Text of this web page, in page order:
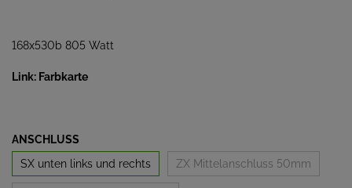
168x530b 805 Watt
Link: Farbkarte
ANSCHLUSS
SX unten links und rechts
ZX Mittelanschluss 50mm